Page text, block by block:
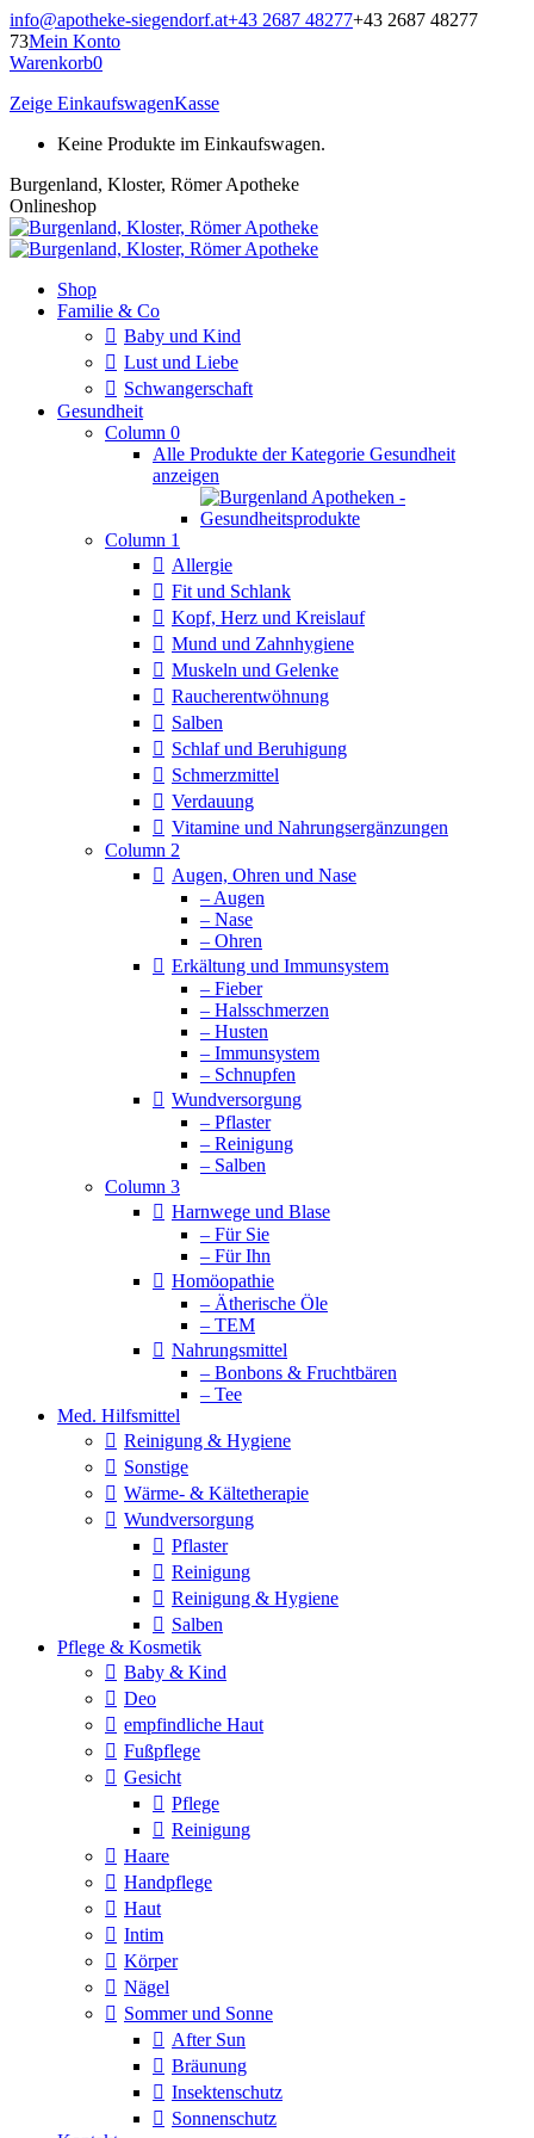
Zum
Inhalt
springen
info@apotheke-siegendorf.at+43 2687 48277+43 2687 48277
73Mein Konto
Warenkorb0
Zeige EinkaufswagenKasse
Keine Produkte im Einkaufswagen.
Burgenland, Kloster, Römer Apotheke
Onlineshop
Shop
Familie & Co
Baby und Kind
Lust und Liebe
Schwangerschaft
Gesundheit
Column 0
Alle Produkte der Kategorie Gesundheit
anzeigen
Column 1
Allergie
Fit und Schlank
Kopf, Herz und Kreislauf
Mund und Zahnhygiene
Muskeln und Gelenke
Raucherentwöhnung
Salben
Schlaf und Beruhigung
Schmerzmittel
Verdauung
Vitamine und Nahrungsergänzungen
Column 2
Augen, Ohren und Nase
– Augen
– Nase
– Ohren
Erkältung und Immunsystem
– Fieber
– Halsschmerzen
– Husten
– Immunsystem
– Schnupfen
Wundversorgung
– Pflaster
– Reinigung
– Salben
Column 3
Harnwege und Blase
– Für Sie
– Für Ihn
Homöopathie
– Ätherische Öle
– TEM
Nahrungsmittel
– Bonbons & Fruchtbären
– Tee
Med. Hilfsmittel
Reinigung & Hygiene
Sonstige
Wärme- & Kältetherapie
Wundversorgung
Pflaster
Reinigung
Reinigung & Hygiene
Salben
Pflege & Kosmetik
Baby & Kind
Deo
empfindliche Haut
Fußpflege
Gesicht
Pflege
Reinigung
Haare
Handpflege
Haut
Intim
Körper
Nägel
Sommer und Sonne
After Sun
Bräunung
Insektenschutz
Sonnenschutz